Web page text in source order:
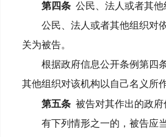
第四条 公民、法人或者其
公民、法人或者其他组织对依
关为被告。
根据政府信息公开条例第四条
其他组织对该机构以自己名义所
第五条 被告对其作出的政
有下列情形之一的，被告应当